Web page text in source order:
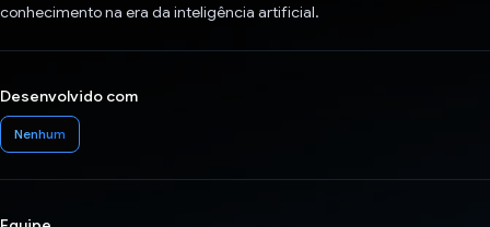
conhecimento na era da inteligência artificial.
Desenvolvido com
Nenhum